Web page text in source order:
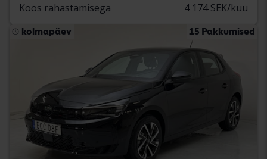
Koos rahastamisega 4 174 SEK/kuu
kolmapäev 15 Pakkumised